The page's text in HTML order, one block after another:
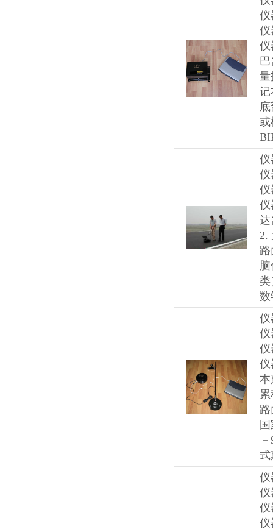
仪
仪
仪
量
记
或
仪
仪
仪
仪
达
2.
类
数
仪
仪
仪
仪
本
式
仪
仪
仪
仪